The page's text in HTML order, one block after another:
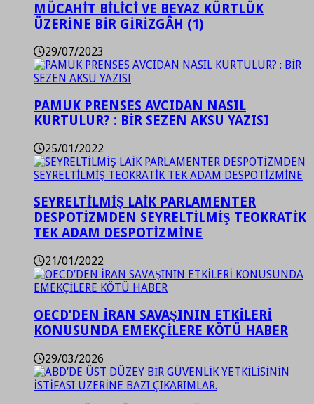
MÜCAHİT BİLİCİ VE BEYAZ KÜRTLÜK
ÜZERİNE BİR GİRİZGÂH (1)
29/07/2023
PAMUK PRENSES AVCIDAN NASIL
KURTULUR? : BİR SEZEN AKSU YAZISI
25/01/2022
SEYRELTİLMİŞ LAİK PARLAMENTER
DESPOTİZMDEN SEYRELTİLMİŞ TEOKRATİK
TEK ADAM DESPOTİZMİNE
21/01/2022
OECD’DEN İRAN SAVAŞININ ETKİLERİ
KONUSUNDA EMEKÇİLERE KÖTÜ HABER
29/03/2026